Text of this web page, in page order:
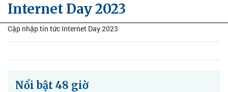
Internet Day 2023
Cập nhập tin tức Internet Day 2023
Nổi bật 48 giờ